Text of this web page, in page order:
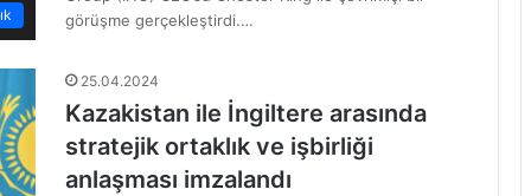
görüşme gerçekleştirdi.…
25.04.2024
Kazakistan ile İngiltere arasında
stratejik ortaklık ve işbirliği
anlaşması imzalandı